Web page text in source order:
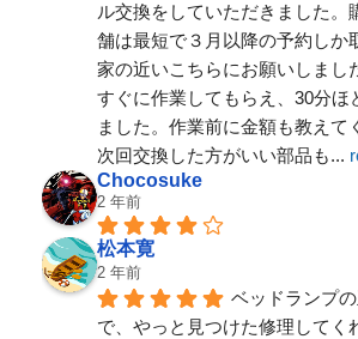
ル交換をしていただきました。
舗は最短で３月以降の予約しか
家の近いこちらにお願いしまし
すぐに作業してもらえ、30分ほ
ました。作業前に金額も教えて
次回交換した方がいい部品も...
Chocosuke
2 年前
松本寛
2 年前
ベッドランプ
で、やっと見つけた修理してく